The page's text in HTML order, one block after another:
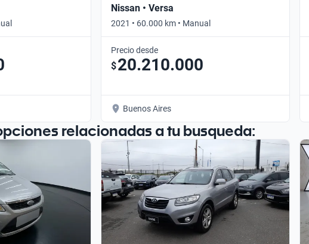
Nissan • Versa
2021 • 60.000 km • Manual
Precio desde
$20.210.000
Buenos Aires
relacionadas a tu busqueda: